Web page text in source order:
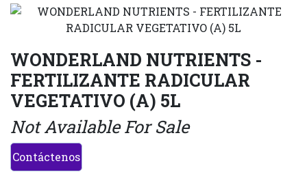
WONDERLAND NUTRIENTS -
FERTILIZANTE RADICULAR
VEGETATIVO (A) 5L
Not Available For Sale
Contáctenos